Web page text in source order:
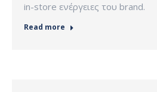
in-store ενέργειες του brand.
Read more